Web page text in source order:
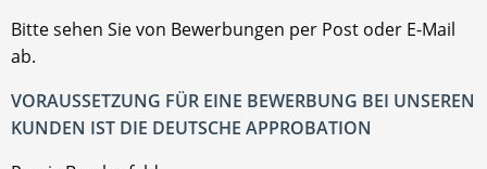
Bitte sehen Sie von Bewerbungen per Post oder E-Mail
ab.
VORAUSSETZUNG FÜR EINE BEWERBUNG BEI UNSEREN
KUNDEN IST DIE DEUTSCHE APPROBATION